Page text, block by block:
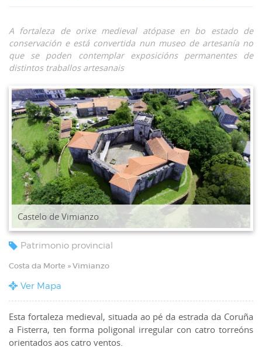
A fortaleza de orixe medieval atópase en bo estado de
conservación e está convertida nun museo de artesanía no
que se poden contemplar exposicións permanentes de
distintos traballos artesanais
Castelo de Vimianzo
Patrimonio provincial
Costa da Morte » Vimianzo
Ver Mapa
Esta fortaleza medieval, situada ao pé da estrada da Coruña
a Fisterra, ten forma poligonal irregular con catro torreóns
orientados aos catro ventos.